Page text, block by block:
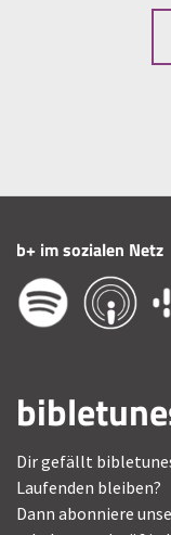
b+ im sozialen Netz
Dir gefällt
Laufenden bleiben?
Dann abonniere